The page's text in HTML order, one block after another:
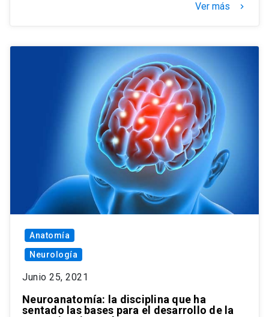
Ver más keyboard_arrow_right
Anatomía
Neurología
Junio 25, 2021
Neuroanatomía: la disciplina que ha
sentado las bases para el desarrollo de la